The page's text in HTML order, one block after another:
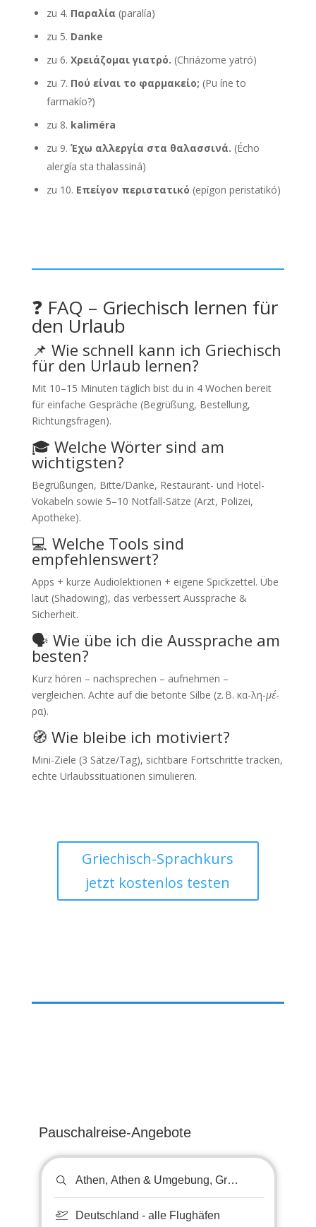
zu 4. Παραλία (paralía)
zu 5. Danke
zu 6. Χρειάζομαι γιατρό. (Chriázome yatró)
zu 7. Πού είναι το φαρμακείο; (Pu íne to
farmakío?)
zu 8. kaliméra
zu 9. Έχω αλλεργία στα θαλασσινά. (Écho
alergía sta thalassiná)
zu 10. Επείγον περιστατικό (epígon peristatikó)
❓ FAQ – Griechisch lernen für
den Urlaub
📌 Wie schnell kann ich Griechisch
für den Urlaub lernen?
Mit 10–15 Minuten täglich bist du in 4 Wochen bereit
für einfache Gespräche (Begrüßung, Bestellung,
Richtungsfragen).
🎓 Welche Wörter sind am
wichtigsten?
Begrüßungen, Bitte/Danke, Restaurant- und Hotel-
Vokabeln sowie 5–10 Notfall-Sätze (Arzt, Polizei,
Apotheke).
💻 Welche Tools sind
empfehlenswert?
Apps + kurze Audiolektionen + eigene Spickzettel. Übe
laut (Shadowing), das verbessert Aussprache &
Sicherheit.
🗣 Wie übe ich die Aussprache am
besten?
Kurz hören – nachsprechen – aufnehmen –
vergleichen. Achte auf die betonte Silbe (z. B. κα-λη-μέ-
ρα).
🧭 Wie bleibe ich motiviert?
Mini-Ziele (3 Sätze/Tag), sichtbare Fortschritte tracken,
echte Urlaubssituationen simulieren.
Griechisch-Sprachkurs
jetzt kostenlos testen